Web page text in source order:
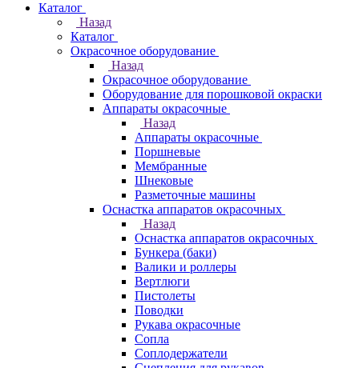
Каталог
Назад
Каталог
Окрасочное оборудование
Назад
Окрасочное оборудование
Оборудование для порошковой окраски
Аппараты окрасочные
Назад
Аппараты окрасочные
Поршневые
Мембранные
Шнековые
Разметочные машины
Оснастка аппаратов окрасочных
Назад
Оснастка аппаратов окрасочных
Бункера (баки)
Валики и роллеры
Вертлюги
Пистолеты
Поводки
Рукава окрасочные
Сопла
Соплодержатели